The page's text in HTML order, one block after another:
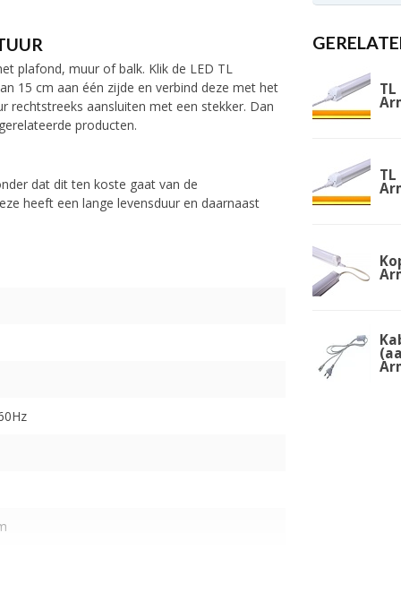
plafond, muur of balk. Klik de LED TL
15 cm aan één zijde en verbind deze met het
aansluiten met een stekker. Dan
producten.
dat dit ten koste gaat van de
heeft een lange levensduur en daarnaast